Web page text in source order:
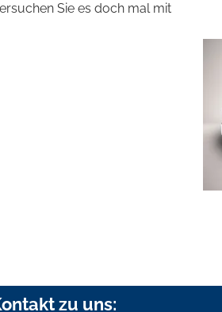
Sie es doch mal mit
zu uns: